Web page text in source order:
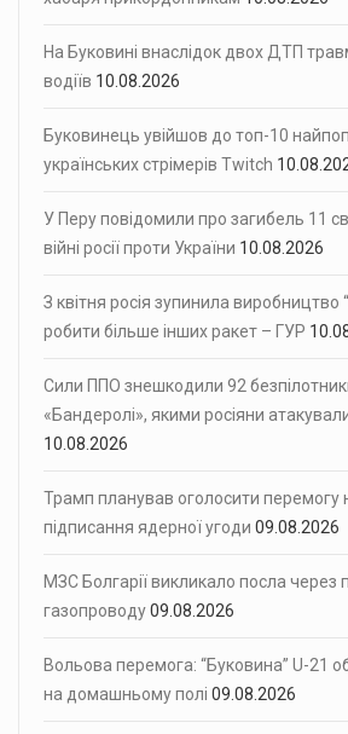
На Буковині внаслідок двох ДТП
водіїв 10.08.2026
Буковинець увійшов до топ-10
українських стрімерів Twitch
У Перу повідомили про загибель 11
війні росії проти України 10.08.2026
З квітня росія зупинила
робити більше інших ракет – ГУР
Сили ППО знешкодили 92
«Бандеролі», якими росіяни
10.08.2026
Трамп планував оголосити перемогу
підписання ядерної угоди 09.08.2026
МЗС Болгарії викликало посла через
газопроводу09.08.2026
Вольова перемога: “Буковина” U-21
на домашньому полі 09.08.2026